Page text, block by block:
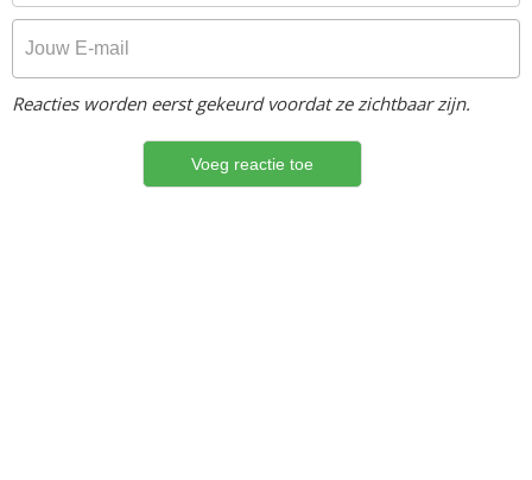
Reacties worden eerst gekeurd voordat ze zichtbaar zijn.